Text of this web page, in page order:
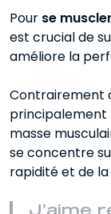
Pour se muscler
est crucial de
améliore la
Contrairement
principalement
masse
se concentre
rapidité et de
J’aime